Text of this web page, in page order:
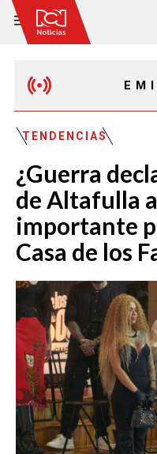
TENDENCIAS
¿Guerra
de Altafulla
importante
Casa de los